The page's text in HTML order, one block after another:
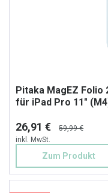
Pitaka MagEZ
für iPad Pro 11"
26,91 €
59,99 €
inkl. MwSt.
Zum Produkt